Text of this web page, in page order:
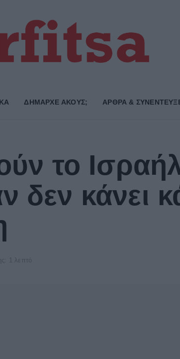
ΔΗΜΑΡΧE ΑΚΟΥΣ; ΑΡΘΡΑ &
το
κάνει
1 λεπτό